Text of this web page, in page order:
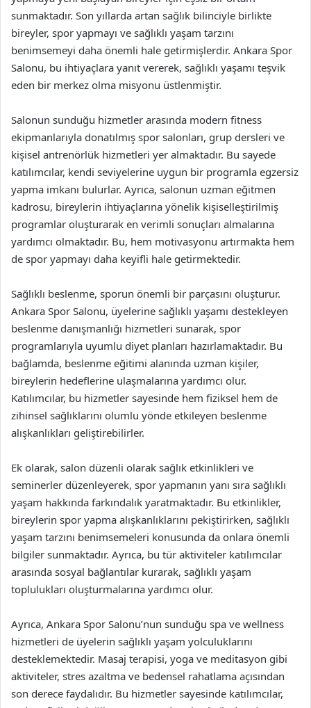
sunmaktadır. Son yıllarda artan sağlık bilinciyle birlikte
bireyler, spor yapmayı ve sağlıklı yaşam tarzını
benimsemeyi daha önemli hale getirmişlerdir. Ankara Spor
Salonu, bu ihtiyaçlara yanıt vererek, sağlıklı yaşamı teşvik
eden bir merkez olma misyonu üstlenmiştir.
Salonun sunduğu hizmetler arasında modern fitness
ekipmanlarıyla donatılmış spor salonları, grup dersleri ve
kişisel antrenörlük hizmetleri yer almaktadır. Bu sayede
katılımcılar, kendi seviyelerine uygun bir programla egzersiz
yapma imkanı bulurlar. Ayrıca, salonun uzman eğitmen
kadrosu, bireylerin ihtiyaçlarına yönelik kişiselleştirilmiş
programlar oluşturarak en verimli sonuçları almalarına
yardımcı olmaktadır. Bu, hem motivasyonu artırmakta hem
de spor yapmayı daha keyifli hale getirmektedir.
Sağlıklı beslenme, sporun önemli bir parçasını oluşturur.
Ankara Spor Salonu, üyelerine sağlıklı yaşamı destekleyen
beslenme danışmanlığı hizmetleri sunarak, spor
programlarıyla uyumlu diyet planları hazırlamaktadır. Bu
bağlamda, beslenme eğitimi alanında uzman kişiler,
bireylerin hedeflerine ulaşmalarına yardımcı olur.
Katılımcılar, bu hizmetler sayesinde hem fiziksel hem de
zihinsel sağlıklarını olumlu yönde etkileyen beslenme
alışkanlıkları geliştirebilirler.
Ek olarak, salon düzenli olarak sağlık etkinlikleri ve
seminerler düzenleyerek, spor yapmanın yanı sıra sağlıklı
yaşam hakkında farkındalık yaratmaktadır. Bu etkinlikler,
bireylerin spor yapma alışkanlıklarını pekiştirirken, sağlıklı
yaşam tarzını benimsemeleri konusunda da onlara önemli
bilgiler sunmaktadır. Ayrıca, bu tür aktiviteler katılımcılar
arasında sosyal bağlantılar kurarak, sağlıklı yaşam
toplulukları oluşturmalarına yardımcı olur.
Ayrıca, Ankara Spor Salonu’nun sunduğu spa ve wellness
hizmetleri de üyelerin sağlıklı yaşam yolculuklarını
desteklemektedir. Masaj terapisi, yoga ve meditasyon gibi
aktiviteler, stres azaltma ve bedensel rahatlama açısından
son derece faydalıdır. Bu hizmetler sayesinde katılımcılar,